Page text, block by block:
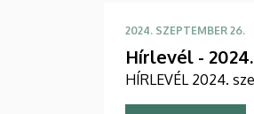
2024. SZEPTEMBER 26.
Hírlevél -
HÍRLEVÉL 2024.